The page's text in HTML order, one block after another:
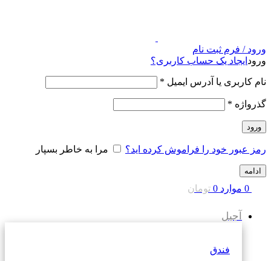
ورود / فرم ثبت نام
ورود ایجاد یک حساب کاربری؟
نام کاربری یا آدرس ایمیل *
گذرواژه *
ورود
رمز عبور خود را فراموش کرده اید؟ مرا به خاطر بسپار
ادامه
0 موارد 0 تومان
آجیل
فندق